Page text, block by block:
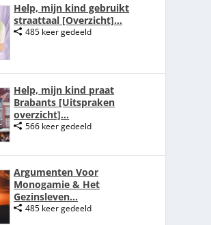
Help, mijn kind gebruikt
straattaal [Overzicht]...
485 keer gedeeld
Help, mijn kind praat
Brabants [Uitspraken
overzicht]...
566 keer gedeeld
Argumenten Voor
Monogamie & Het
Gezinsleven...
485 keer gedeeld